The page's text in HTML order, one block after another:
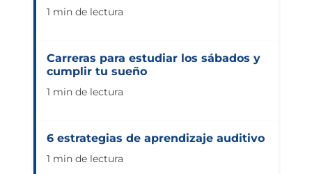
1 min de lectura
Carreras para estudiar los sábados y
cumplir tu sueño
1 min de lectura
6 estrategias de aprendizaje auditivo
1 min de lectura